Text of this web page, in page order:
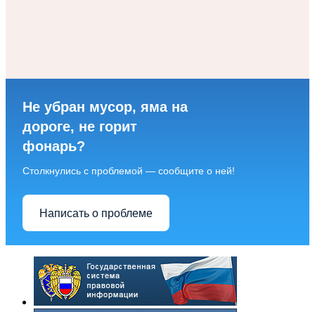
Не убран мусор, яма на
дороге, не горит
фонарь?
Столкнулись с проблемой — сообщите о ней!
Написать о проблеме